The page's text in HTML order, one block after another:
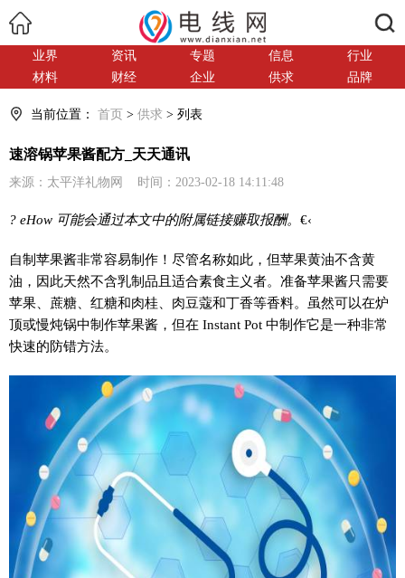
业界 资讯 专题 信息
行业
材料
财经 企业 供求 品牌
当前位置： 首页 > 供求 > 列表
速溶锅苹果酱配方_天天通讯
来源：太平洋礼物网 时间：2023-02-18 14:11:48
? eHow 可能会通过本文中的附属链接赚取报酬。 €‹
自制苹果酱非常容易制作！尽管名称如此，但苹果黄油不含黄
油，因此天然不含乳制品且适合素食主义者。准备苹果酱只需要
苹果、蔗糖、红糖和肉桂、肉豆蔻和丁香等香料。虽然可以在炉
顶或慢炖锅中制作苹果酱，但在 Instant Pot 中制作它是一种非常
快速的防错方法。